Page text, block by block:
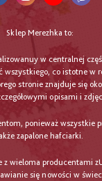
Sklep Merezhka to:
w centralnej
wszystkiego, co istotne w
stronie znajduje się
opisami i
ponieważ wszystkie
zapalone hafciarki.
z wieloma producentami
się nowości w